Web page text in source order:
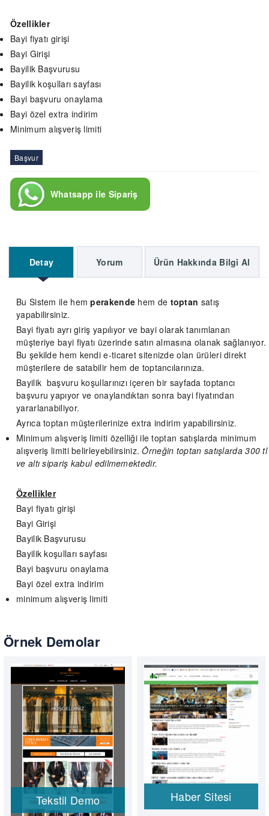
Özellikler
Bayi fiyatı girişi
Bayi Girişi
Bayilik Başvurusu
Bayilik koşulları sayfası
Bayi başvuru onaylama
Bayi özel extra indirim
Minimum alışveriş limiti
Başvur
Whatsapp ile Sipariş
Detay Yorum Ürün Hakkında Bilgi Al
Bu Sistem ile hemperakende hem de toptan satış
yapabilirsiniz.
Bayi fiyatı ayrı giriş yapılıyor ve bayi olarak tanımlanan
müşteriye bayi fiyatı üzerinde satın almasına olanak sağlanıyor.
Bu şekilde hem kendi e-ticaret sitenizde olan ürüleri direkt
müşterilere de satabilir hem de toptancılarınıza.
Bayilik başvuru koşullarınızı içeren bir sayfada toptancı
başvuru yapıyor ve onaylandıktan sonra bayi fiyatından
yararlanabiliyor.
Ayrıca toptan müşterilerinize extra indirim yapabilirsiniz.
Minimum alışveriş limiti özelliği ile toptan satışlarda minimum
alışveriş limiti belirleyebilirsiniz.Örneğin toptan satışlarda 300 tl
ve altı sipariş kabul edilmemektedir.
Özellikler
Bayi fiyatı girişi
Bayi Girişi
Bayilik Başvurusu
Bayilik koşulları sayfası
Bayi başvuru onaylama
Bayi özel extra indirim
minimum alışveriş limiti
Örnek Demolar
Tekstil Demo Haber Sitesi